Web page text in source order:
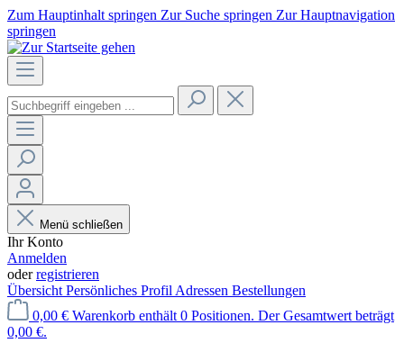
Zum Hauptinhalt springen Zur Suche springen Zur Hauptnavigation
springen
Menü schließen
Ihr Konto
Anmelden
oderregistrieren
Übersicht Persönliches Profil Adressen Bestellungen
0,00 € Warenkorb enthält 0 Positionen. Der Gesamtwert beträgt
0,00 €.